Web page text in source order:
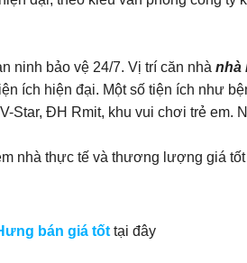
ninh bảo vệ 24/7. Vị trí căn nhà nhà
ích hiện đại. Một số tiện ích như
Star, ĐH Rmit, khu vui chơi trẻ em.
nhà thực tế và thương lượng giá tốt
bán giá tốt tại đây